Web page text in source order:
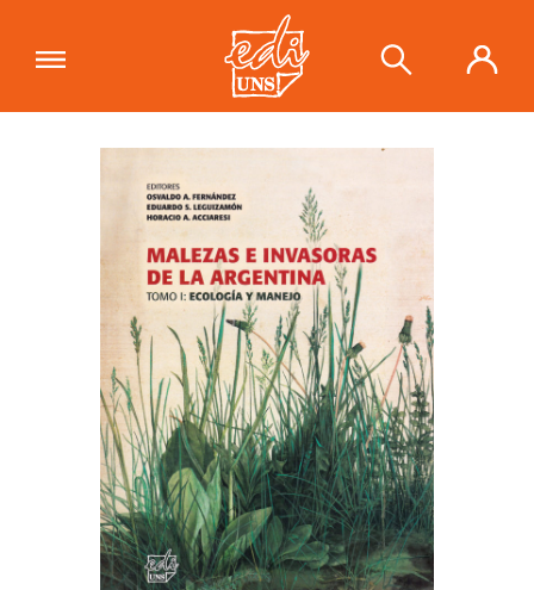
"Malezas e invasoras de la Argentina.
Tomo I: ecología y manejo"
se ha
añadido a tu carrito.